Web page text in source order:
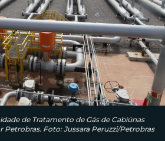
de Tratamento de Gás de Cabiúnas
Petrobras. Foto: Jussara Peruzzi/Petrobras